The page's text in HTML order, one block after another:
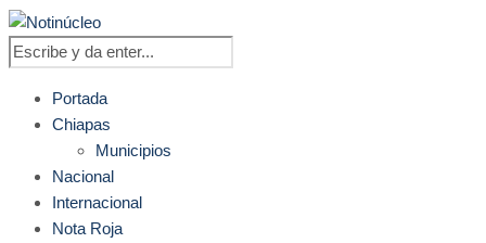
Portada
Chiapas
Municipios
Nacional
Internacional
Nota Roja